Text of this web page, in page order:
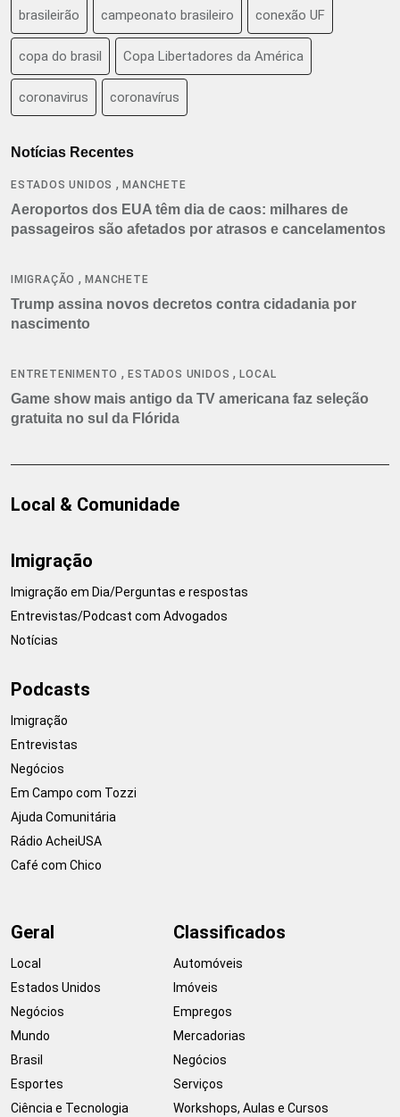
brasileirão campeonato brasileiro conexão UF
copa do brasil Copa Libertadores da América
coronavirus coronavírus
Notícias Recentes
ESTADOS UNIDOS ,MANCHETE
Aeroportos dos EUA têm dia de caos: milhares de
passageiros são afetados por atrasos e cancelamentos
IMIGRAÇÃO ,MANCHETE
Trump assina novos decretos contra cidadania por
nascimento
ENTRETENIMENTO ,ESTADOS UNIDOS ,LOCAL
Game show mais antigo da TV americana faz seleção
gratuita no sul da Flórida
Local & Comunidade
Imigração
Imigração em Dia/Perguntas e respostas
Entrevistas/Podcast com Advogados
Notícias
Podcasts
Imigração
Entrevistas
Negócios
Em Campo com Tozzi
Ajuda Comunitária
Rádio AcheiUSA
Café com Chico
Geral
Local
Estados Unidos
Negócios
Mundo
Brasil
Esportes
Ciência e Tecnologia
Classificados
Automóveis
Imóveis
Empregos
Mercadorias
Negócios
Serviços
Workshops, Aulas e Cursos